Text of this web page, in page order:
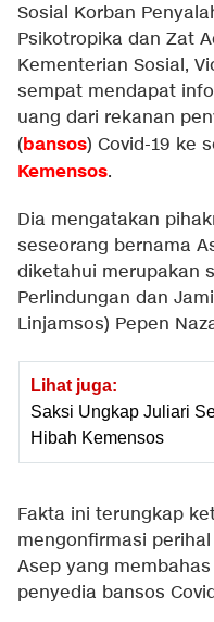
Sosial Korban
Psikotropika dan Zat
Kementerian Sosial,
sempat mendapat
uang dari rekanan
(bansos) Covid-19 ke
Kemensos.
Dia mengatakan
seseorang bernama
diketahui merupakan
Perlindungan dan
Linjamsos) Pepen
Lihat juga:
Saksi Ungkap Juliari
Hibah Kemensos
Fakta ini terungkap
mengonfirmasi
Asep yang
penyedia bansos